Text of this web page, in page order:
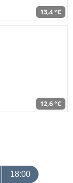
13,4 °C
12,6 °C
18:00